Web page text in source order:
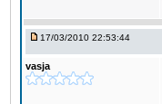
17/03/2010 22:53:44
vasja